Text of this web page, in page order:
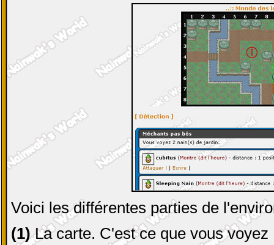
Voici les différentes parties de
(1)La carte. C'est ce que vous